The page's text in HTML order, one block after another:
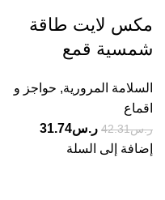
مكس لايت طاقة
شمسية قمع
السلامة المرورية, حواجز و
اقماع
ر.س42.31 ر.س31.74
إضافة إلى السلة